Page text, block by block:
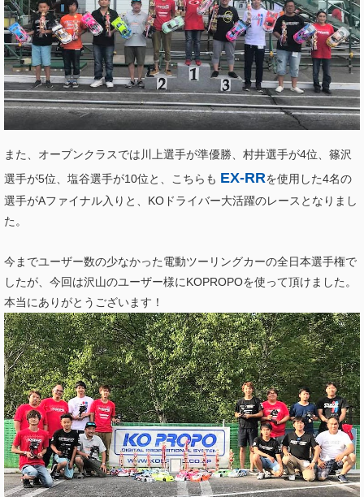
また、オープンクラスでは川上選手が準優勝、村井選手が4位、篠沢
選手が5位、塩谷選手が10位と、こちらも EX-RRを使用した4名の
選手がAファイナル入りと、KOドライバー大活躍のレースとなりまし
た。
今までユーザー数の少なかった電動ツーリングカーの全日本選手権で
したが、今回は沢山のユーザー様にKOPROPOを使って頂けました。
本当にありがとうございます！